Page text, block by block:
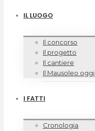
IL LUOGO
Il concorso
Il progetto
Il cantiere
Il Mausoleo oggi
I FATTI
Cronologia